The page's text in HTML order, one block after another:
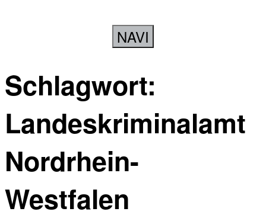
NAVI
Schlagwort:
Landeskriminalamt
Nordrhein-
Westfalen